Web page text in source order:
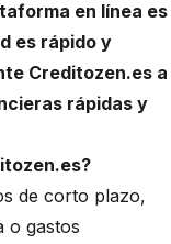
en línea es
es rápido y
Creditozen.es a
rápidas y
de corto plazo,
o gastos